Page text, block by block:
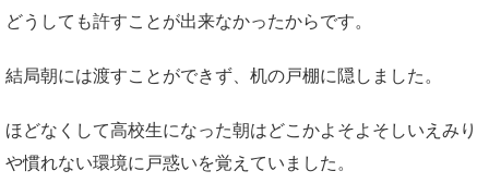
どうしても許すことが出来なかったからです。
結局朝には渡すことができず、机の戸棚に隠しました。
ほどなくして高校生になった朝はどこかよそよそしいえみり
や慣れない環境に戸惑いを覚えていました。